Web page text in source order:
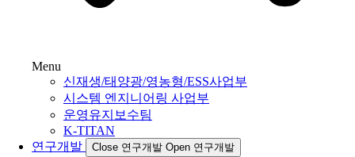
Menu
신재생/태양광/영농형/ESS사업부
시스템 엔지니어링 사업부
운영유지보수팀
K-TITAN
연구개발
Close 연구개발 Open 연구개발